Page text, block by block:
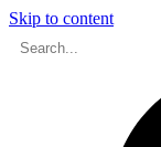
Skip to content